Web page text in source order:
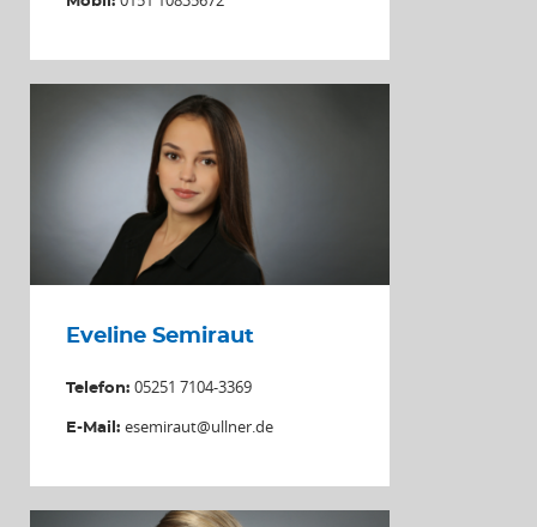
Eveline Semiraut
Telefon: 05251 7104-3369
E-Mail: esemiraut@ullner.de